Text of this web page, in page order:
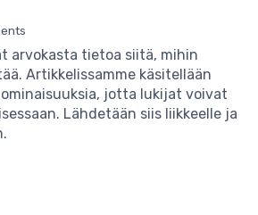
arvokasta tietoa siitä, mihin
Artikkelissamme käsitellään
ominaisuuksia, jotta lukijat voivat
Lähdetään siis liikkeelle ja